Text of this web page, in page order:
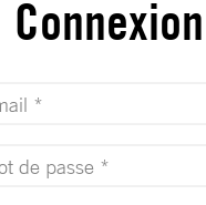
Connexion
email (obligatoire)
de passe (obligatoire)